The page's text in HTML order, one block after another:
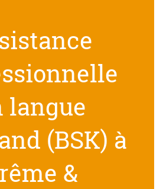
langue
(BSK) à
&